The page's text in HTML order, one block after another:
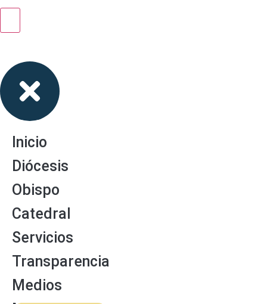
Inicio
Diócesis
Obispo
Catedral
Servicios
Transparencia
Medios